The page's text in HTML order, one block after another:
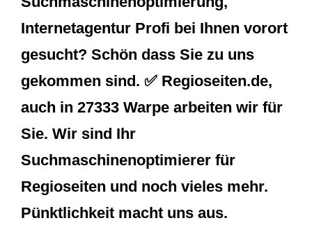
Internetagentur Profi bei Ihnen vorort
gesucht? Schön dass Sie zu uns
gekommen sind. ✅ Regioseiten.de,
auch in 27333 Warpe arbeiten wir für
Sie. Wir sind Ihr
Suchmaschinenoptimierer für
Regioseiten und noch vieles mehr.
Pünktlichkeit macht uns aus.